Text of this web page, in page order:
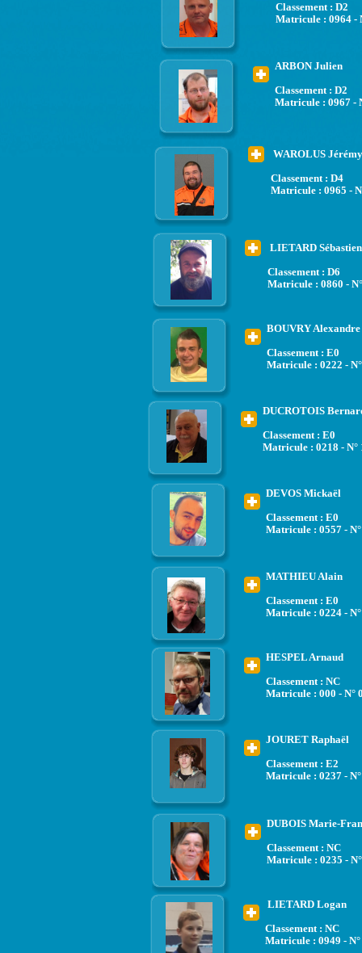
Classement : D2
Matricule : 0964 -
ARBON Julien
Classement : D2
Matricule : 0967 -
BOUVRY Alexandre
Classement : E0
Matricule : 0222 -
DUCROTOIS
Classement : E0
Matricule : 0218 - N°
DEVOS Mickaël
Classement : E0
Matricule : 0557 -
JOURET Raphaël
Classement : E2
Matricule : 0237 -
DUBOIS Marie-
Classement : NC
Matricule : 0235 -
LIETARD Logan
Classement : NC
Matricule : 0949 -
LIETARD Sébastien
Classement : D6
Matricule : 0860 -
WAROLUS Jérémy
Classement : D4
Matricule : 0965 -
HESPEL Arnaud
Classement : NC
Matricule : 000 - N°
MATHIEU Alain
Classement : E0
Matricule : 0224 -